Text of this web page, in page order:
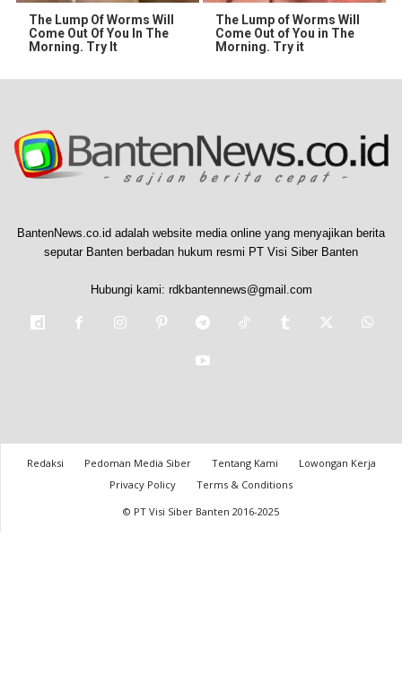
The Lump Of Worms Will
Come Out Of You In The
Morning. Try It
The Lump of Worms Will
Come Out of You in The
Morning. Try it
BantenNews.co.id adalah website media online yang menyajikan berita
seputar Banten berbadan hukum resmi PT Visi Siber Banten
Hubungi kami: rdkbantennews@gmail.com
Redaksi Pedoman Media Siber Tentang Kami
Lowongan Kerja
Privacy Policy
Terms & Conditions
© PT Visi Siber Banten 2016-2025